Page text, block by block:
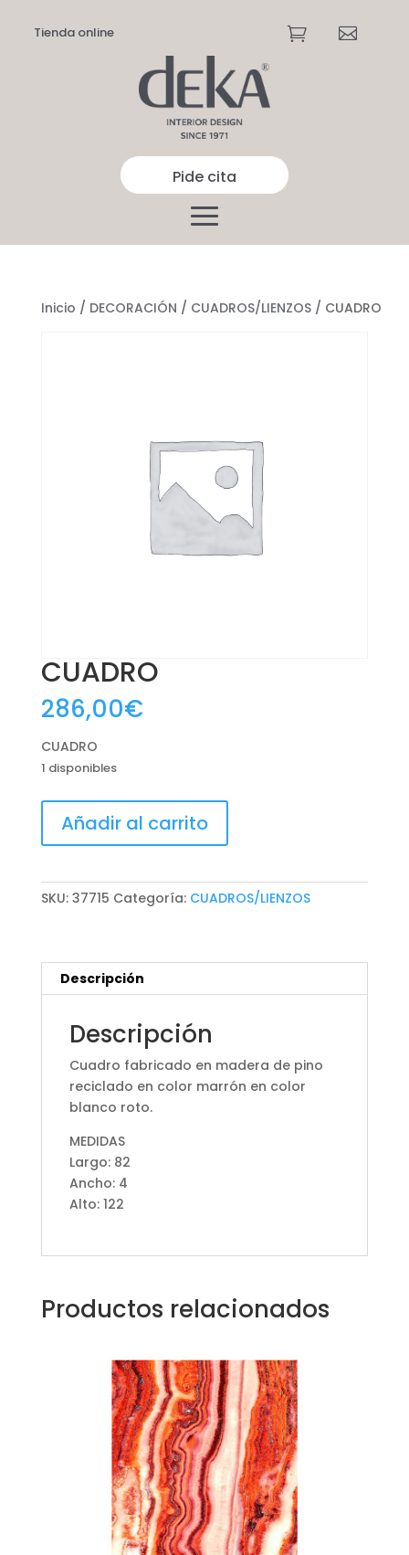
Tienda online  
Pide cita
Inicio / DECORACIÓN / CUADROS/LIENZOS/ CUADRO
CUADRO
286,00€
CUADRO
1 disponibles
cantidad
Añadir al carrito
SKU: 37715 Categoría: CUADROS/LIENZOS
Descripción
Descripción
Cuadro fabricado en madera de pino
reciclado en color marrón en color
blanco roto.
MEDIDAS
Largo: 82
Ancho: 4
Alto: 122
Productos relacionados